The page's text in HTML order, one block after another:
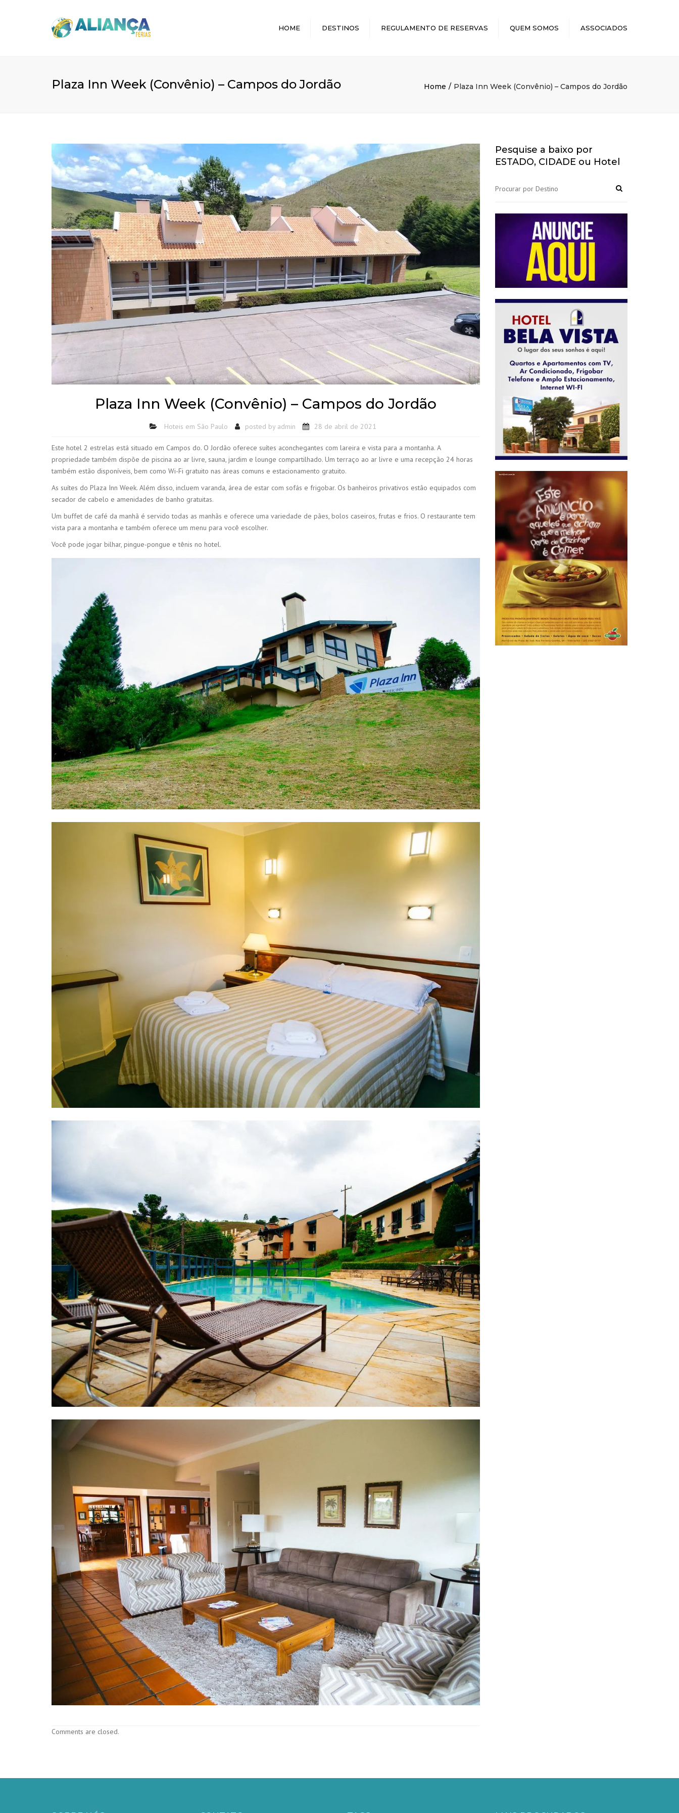
HOME DESTINOS REGULAMENTO DE RESERVAS QUEM SOMOS ASSOCIADOS
Plaza Inn Week (Convênio) – Campos do Jordão Home Plaza Inn Week (Convênio) – Campos do Jordão
Plaza Inn Week (Convênio) – Campos do Jordão
Hoteis em São Paulo posted by admin 28 de abril de 2021
Este hotel 2 estrelas está situado em Campos do. O Jordão oferece suítes aconchegantes com lareira e vista para a montanha. A
propriedade também dispõe de piscina ao ar livre, sauna, jardim e lounge compartilhado. Um terraço ao ar livre e uma recepção 24 horas
também estão disponíveis, bem como Wi-Fi gratuito nas áreas comuns e estacionamento gratuito.
As suítes do Plaza Inn Week. Além disso, incluem varanda, área de estar com sofás e frigobar. Os banheiros privativos estão equipados com
secador de cabelo e amenidades de banho gratuitas.
Um buffet de café da manhã é servido todas as manhãs e oferece uma variedade de pães, bolos caseiros, frutas e frios. O restaurante tem
vista para a montanha e também oferece um menu para você escolher.
Você pode jogar bilhar, pingue-pongue e tênis no hotel.
Comments are closed.
Pesquise a baixo por
ESTADO, CIDADE ou Hotel